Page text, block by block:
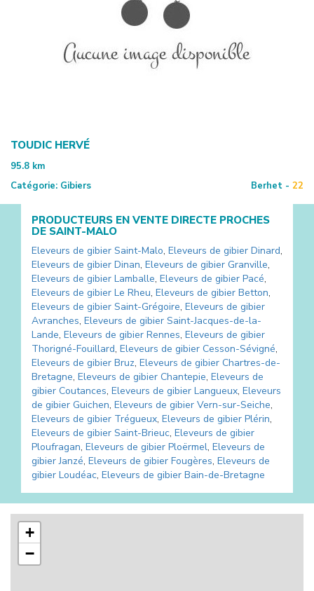
TOUDIC HERVÉ
95.8 km
Catégorie: Gibiers Berhet - 22
PRODUCTEURS EN VENTE DIRECTE PROCHES
DE SAINT-MALO
Eleveurs de gibier Saint-Malo, Eleveurs de gibier Dinard,
Eleveurs de gibier Dinan, Eleveurs de gibier Granville,
Eleveurs de gibier Lamballe, Eleveurs de gibier Pacé,
Eleveurs de gibier Le Rheu, Eleveurs de gibier Betton,
Eleveurs de gibier Saint-Grégoire, Eleveurs de gibier
Avranches, Eleveurs de gibier Saint-Jacques-de-la-
Lande, Eleveurs de gibier Rennes, Eleveurs de gibier
Thorigné-Fouillard, Eleveurs de gibier Cesson-Sévigné,
Eleveurs de gibier Bruz, Eleveurs de gibier Chartres-de-
Bretagne, Eleveurs de gibier Chantepie, Eleveurs de
gibier Coutances, Eleveurs de gibier Langueux, Eleveurs
de gibier Guichen, Eleveurs de gibier Vern-sur-Seiche,
Eleveurs de gibier Trégueux, Eleveurs de gibier Plérin,
Eleveurs de gibier Saint-Brieuc, Eleveurs de gibier
Ploufragan, Eleveurs de gibier Ploërmel, Eleveurs de
gibier Janzé, Eleveurs de gibier Fougères, Eleveurs de
gibier Loudéac, Eleveurs de gibier Bain-de-Bretagne
+
−